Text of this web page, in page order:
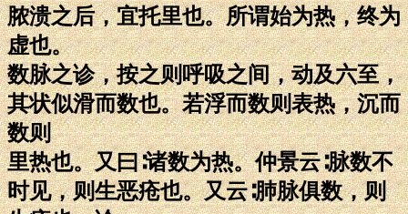
脓溃之后，宜托里也。所谓始为热，终为
虚也。
数脉之诊，按之则呼吸之间，动及六至，
其状似滑而数也。若浮而数则表热，沉而
数则
里热也。又曰∶诸数为热。仲景云∶脉数不
时见，则生恶疮也。又云∶肺脉俱数，则